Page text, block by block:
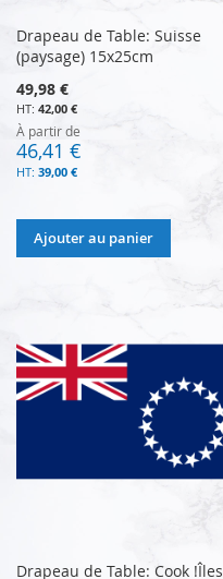
Drapeau de Table: Suisse
(paysage) 15x25cm
49,98 €
42,00 €
À partir de
46,41 €
39,00 €
Ajouter au panier
Drapeau de Table: Cook !Îles